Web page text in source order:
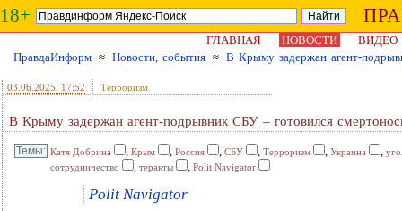
18+
ГЛАВНАЯ НОВОСТИ
ВИДЕО
ПравдаИнформ ≈ Новости, события ≈ В Крыму задержан агент-
03.06.2025 , 17:52 Терроризм
В Крыму задержан агент-подрывник СБУ – готовился
Катя Добрина , Крым , Россия , СБУ , Терроризм , Украина ,
сотрудничество
, теракты , Polit Navigator
Polit Navigator